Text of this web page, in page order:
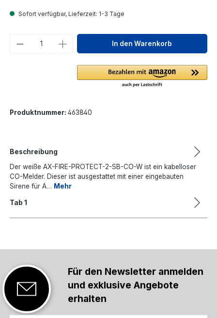
Sofort verfügbar, Lieferzeit: 1-3 Tage
Produkt Anzahl: Gib denIn den Warenkorb
Produktnummer: 463840
Beschreibung
Der weiße AX-FIRE-PROTECT-2-SB-CO-W ist ein kabelloser
CO-Melder. Dieser ist ausgestattet mit einer eingebauten
Sirene für A… Mehr
Tab 1
Für den Newsletter anmelden
und exklusive Angebote
erhalten